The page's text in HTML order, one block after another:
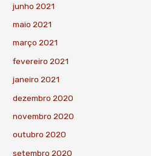
junho 2021
maio 2021
março 2021
fevereiro 2021
janeiro 2021
dezembro 2020
novembro 2020
outubro 2020
setembro 2020